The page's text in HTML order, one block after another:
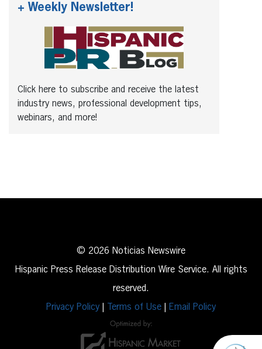
+ Weekly Newsletter!
Click here to subscribe and receive the latest
industry news, professional development tips,
webinars, and more!
© 2026 Noticias Newswire
Hispanic Press Release Distribution Wire Service. All rights
reserved.
Privacy Policy
Terms of Use Email Policy